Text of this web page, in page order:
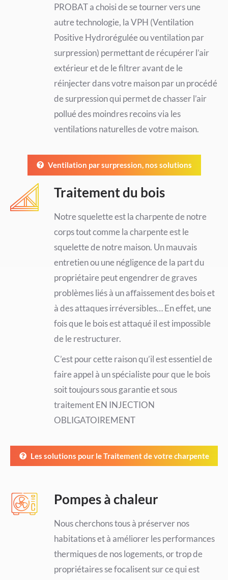
PROBAT a choisi de se tourner vers une
autre technologie, la VPH (Ventilation
Positive Hydrorégulée ou ventilation par
surpression) permettant de récupérer l’air
extérieur et de le filtrer avant de le
réinjecter dans votre maison par un procédé
de surpression qui permet de chasser l’air
pollué des moindres recoins via les
ventilations naturelles de votre maison.
Ventilation par surpression, nos solutions
Traitement du bois
Notre squelette est la charpente de notre
corps tout comme la charpente est le
squelette de notre maison. Un mauvais
entretien ou une négligence de la part du
propriétaire peut engendrer de graves
problèmes liés à un aﬀaissement des bois et
à des attaques irréversibles… En effet, une
fois que le bois est attaqué il est impossible
de le restructurer.
C’est pour cette raison qu’il est essentiel de
faire appel à un spécialiste pour que le bois
soit toujours sous garantie et sous
traitement EN INJECTION
OBLIGATOIREMENT
Les solutions pour le Traitement de votre charpente
Pompes à chaleur
Nous cherchons tous à préserver nos
habitations et à améliorer les performances
thermiques de nos logements, or trop de
propriétaires se focalisent sur ce qui est